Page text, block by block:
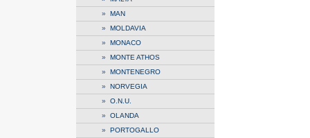
» MAN
» MOLDAVIA
» MONACO
» MONTE ATHOS
» MONTENEGRO
» NORVEGIA
» O.N.U.
» OLANDA
» PORTOGALLO